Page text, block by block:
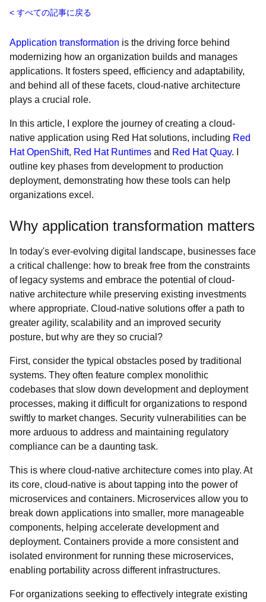
すべての記事に戻る
Application transformation is the driving force behind
modernizing how an organization builds and manages
applications. It fosters speed, efficiency and adaptability,
and behind all of these facets, cloud-native architecture
plays a crucial role.
In this article, I explore the journey of creating a cloud-
native application using Red Hat solutions, including Red
Hat OpenShift, Red Hat Runtimes and Red Hat Quay. I
outline key phases from development to production
deployment, demonstrating how these tools can help
organizations excel.
Why application transformation matters
In today's ever-evolving digital landscape, businesses face
a critical challenge: how to break free from the constraints
of legacy systems and embrace the potential of cloud-
native architecture while preserving existing investments
where appropriate. Cloud-native solutions offer a path to
greater agility, scalability and an improved security
posture, but why are they so crucial?
First, consider the typical obstacles posed by traditional
systems. They often feature complex monolithic
codebases that slow down development and deployment
processes, making it difficult for organizations to respond
swiftly to market changes. Security vulnerabilities can be
more arduous to address and maintaining regulatory
compliance can be a daunting task.
This is where cloud-native architecture comes into play. At
its core, cloud-native is about tapping into the power of
microservices and containers. Microservices allow you to
break down applications into smaller, more manageable
components, helping accelerate development and
deployment. Containers provide a more consistent and
isolated environment for running these microservices,
enabling portability across different infrastructures.
For organizations seeking to effectively integrate existing